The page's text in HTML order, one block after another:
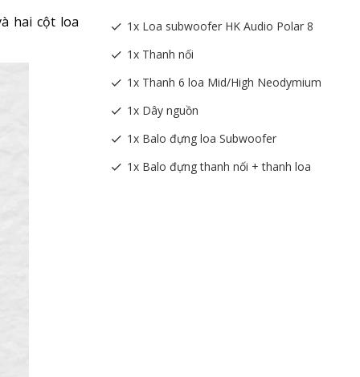
hai cột loa
1x Loa subwoofer HK Audio Polar 8
1x Thanh nối
1x Thanh 6 loa Mid/High Neodymium
1x Dây nguồn
1x Balo đựng loa Subwoofer
1x Balo đựng thanh nối + thanh loa